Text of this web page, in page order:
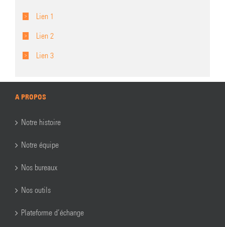
Lien 1
Lien 2
Lien 3
A PROPOS
Notre histoire
Notre équipe
Nos bureaux
Nos outils
Plateforme d’échange